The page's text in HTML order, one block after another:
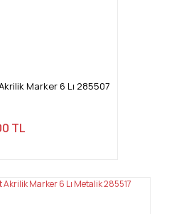
Marker 6 Lı 285507
TL